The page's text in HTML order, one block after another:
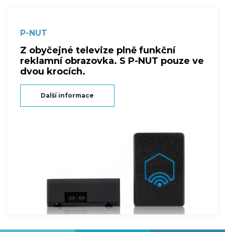
P-NUT
Z obyčejné televize plně funkční
reklamní obrazovka. S P-NUT pouze ve
dvou krocích.
Další informace